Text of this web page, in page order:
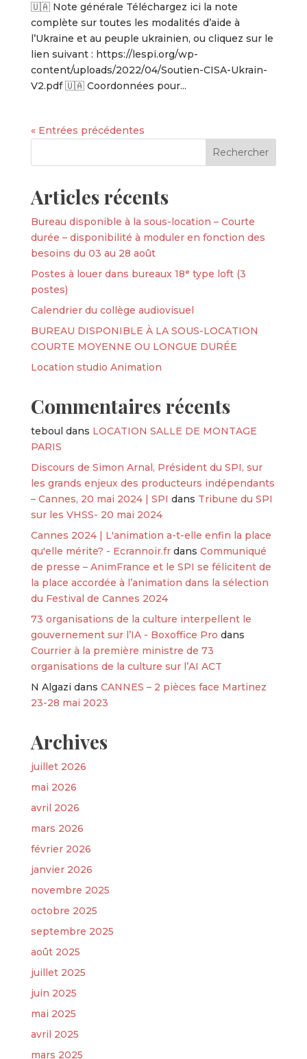
🇺🇦 Note générale Téléchargez ici la note
complète sur toutes les modalités d’aide à
l’Ukraine et au peuple ukrainien, ou cliquez sur le
lien suivant : https://lespi.org/wp-
content/uploads/2022/04/Soutien-CISA-Ukrain-
V2.pdf 🇺🇦 Coordonnées pour...
« Entrées précédentes
Articles récents
Bureau disponible à la sous-location – Courte
durée – disponibilité à moduler en fonction des
besoins du 03 au 28 août
Postes à louer dans bureaux 18ᵉ type loft (3
postes)
Calendrier du collège audiovisuel
BUREAU DISPONIBLE À LA SOUS-LOCATION
COURTE MOYENNE OU LONGUE DURÉE
Location studio Animation
Commentaires récents
teboul dans LOCATION SALLE DE MONTAGE
PARIS
Discours de Simon Arnal, Président du SPI, sur
les grands enjeux des producteurs indépendants
– Cannes, 20 mai 2024 | SPI dans Tribune du SPI
sur les VHSS- 20 mai 2024
Cannes 2024 | L'animation a-t-elle enfin la place
qu'elle mérite? - Ecrannoir.frdans Communiqué
de presse – AnimFrance et le SPI se félicitent de
la place accordée à l’animation dans la sélection
du Festival de Cannes 2024
73 organisations de la culture interpellent le
gouvernement sur l’IA - Boxoffice Pro dans
Courrier à la première ministre de 73
organisations de la culture sur l’AI ACT
N Algazi dans CANNES – 2 pièces face Martinez
23-28 mai 2023
Archives
juillet 2026
mai 2026
avril 2026
mars 2026
février 2026
janvier 2026
novembre 2025
octobre 2025
septembre 2025
août 2025
juillet 2025
juin 2025
mai 2025
avril 2025
mars 2025